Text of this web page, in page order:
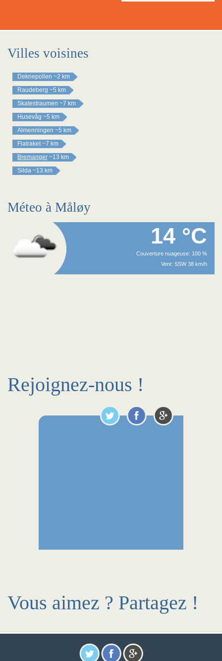
Villes voisines
Deknepollen ~2 km
Raudeberg ~5 km
Skatestraumen ~7 km
Husevåg ~5 km
Almenningen ~5 km
Flatraket ~7 km
Bremanger ~13 km
Silda ~13 km
Méteo à Måløy
14 °C
Couverture nuageuse: 100 %
Vent: SSW 38 km/h
Rejoignez-nous !
Vous aimez ? Partagez !